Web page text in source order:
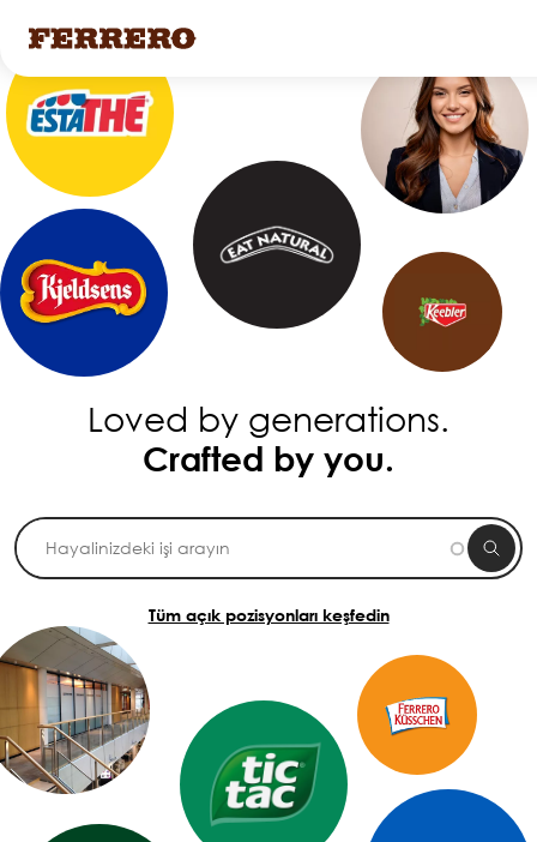
Ana
içeriğe
atla
Loved by generations.
Crafted by you.
Tüm açık pozisyonları keşfedin